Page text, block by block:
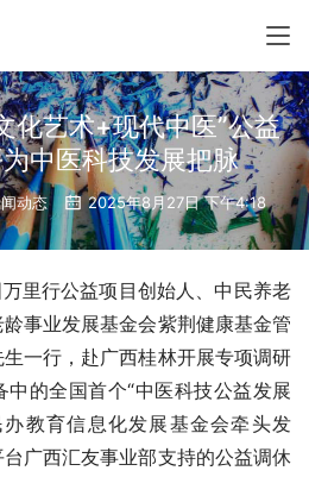
化艺术+现代中医”公益
中医科技发展把脉
动态 2025年8月27日 下午4:18
里行公益项目创始人、中民养老
事业发展基金会紫荆健康基金管
一行，赴广西桂林开展专项调研
的全国首个“中医科技公益发展
教育信息化发展基金会牵头发
广西汇友事业部支持的公益调休